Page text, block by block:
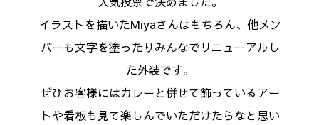
イラストを描いたMiyaさんはもちろん、他メン
バーも文字を塗ったりみんなでリニューアルし
た外装です。
ぜひお客様にはカレーと併せて飾っているアー
トや看板も見て楽しんでいただけたらなと思い